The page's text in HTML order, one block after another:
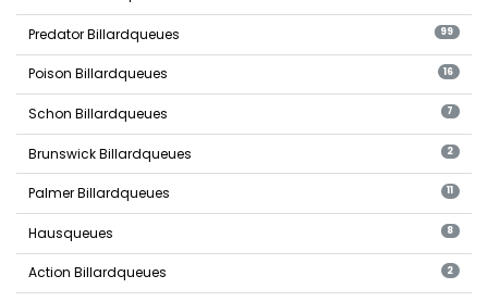
Predator Billardqueues 99
Poison Billardqueues 16
Schon Billardqueues 7
Brunswick Billardqueues 2
Palmer Billardqueues 11
Hausqueues 8
Action Billardqueues 2